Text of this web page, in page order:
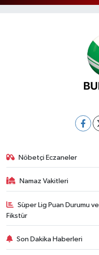
Nöbetçi Eczaneler
Namaz Vakitleri
Süper Lig Puan Durumu ve
Fikstür
Son Dakika Haberleri